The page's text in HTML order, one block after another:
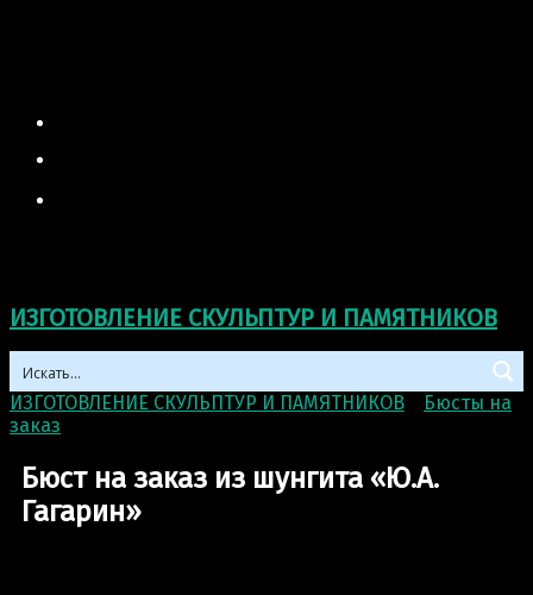
ИЗГОТОВЛЕНИЕ СКУЛЬПТУР И ПАМЯТНИКОВ
ИЗГОТОВЛЕНИЕ СКУЛЬПТУР И ПАМЯТНИКОВ
Бюсты на
заказ
Бюст на заказ из шунгита «Ю.А.
Гагарин»